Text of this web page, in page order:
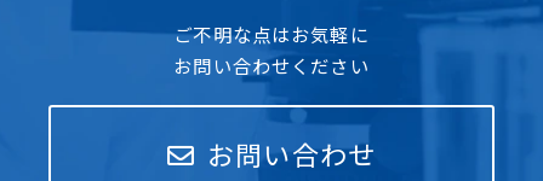
ご不明な点はお気軽に
お問い合わせください
お問い合わせ